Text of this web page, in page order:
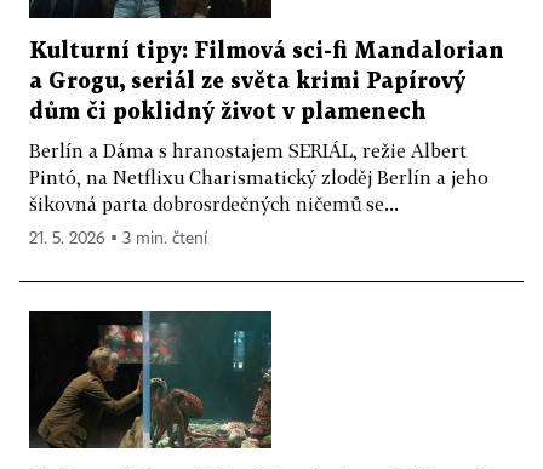
Kulturní tipy: Filmová sci-fi Mandalorian
a Grogu, seriál ze světa krimi Papírový
dům či poklidný život v plamenech
Berlín a Dáma s hranostajem SERIÁL, režie Albert
Pintó, na Netflixu Charismatický zloděj Berlín a jeho
šikovná parta dobrosrdečných ničemů se...
21. 5. 2026 ▪ 3 min. čtení